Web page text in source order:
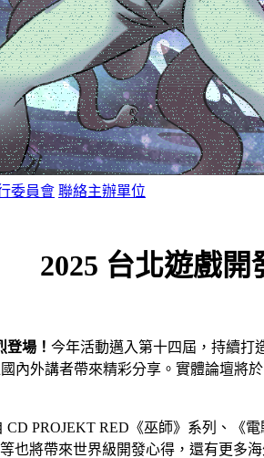
委員會 聯絡主辦單位
2025 台北遊戲
登場！ 今年活動邁入第十四屆，持續打
內外講者帶來精彩分享。實體論壇將
CD PROJEKT RED《巫師》系列、《
也將帶來世界級開發心得，還有更多